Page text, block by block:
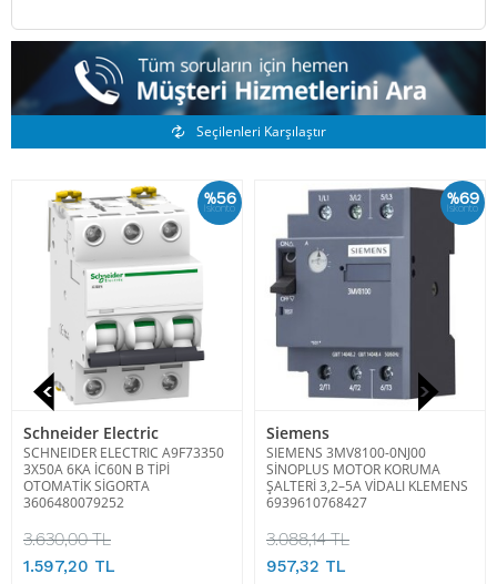
Benzer Ürünler
Seçilenleri Karşılaştır
%56
İskonto
Schneider Electric
SCHNEIDER ELECTRIC A9F73350
3X50A 6KA İC60N B TİPİ
OTOMATİK SİGORTA
3606480079252
3.630,00 TL
1.597,20 TL
%69
İskonto
Siemens
SIEMENS 3MV8100-0NJ00
SİNOPLUS MOTOR KORUMA
ŞALTERİ 3,2–5A VİDALI KLEMENS
6939610768427
3.088,14 TL
957,32 TL